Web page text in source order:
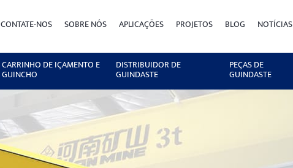
CONTATE-NOS SOBRE NÓS APLICAÇÕES PROJETOS BLOG NOTÍCIAS
CARRINHO DE IÇAMENTO E
GUINCHO
DISTRIBUIDOR DE
GUINDASTE
PEÇAS DE
GUINDASTE